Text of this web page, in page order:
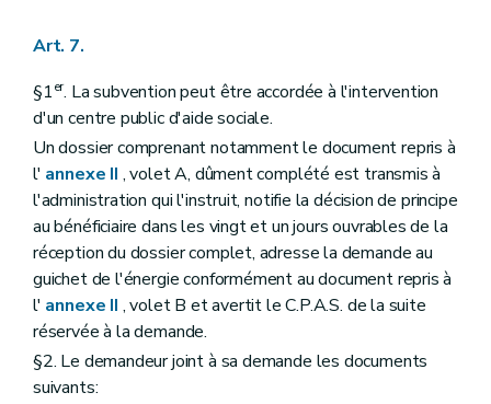
Art. 7.
§1er. La subvention peut être accordée à l'intervention
d'un centre public d'aide sociale.
Un dossier comprenant notamment le document repris à
l' annexe II , volet A, dûment complété est transmis à
l'administration qui l'instruit, notifie la décision de principe
au bénéficiaire dans les vingt et un jours ouvrables de la
réception du dossier complet, adresse la demande au
guichet de l'énergie conformément au document repris à
l' annexe II , volet B et avertit le C.P.A.S. de la suite
réservée à la demande.
§2. Le demandeur joint à sa demande les documents
suivants: